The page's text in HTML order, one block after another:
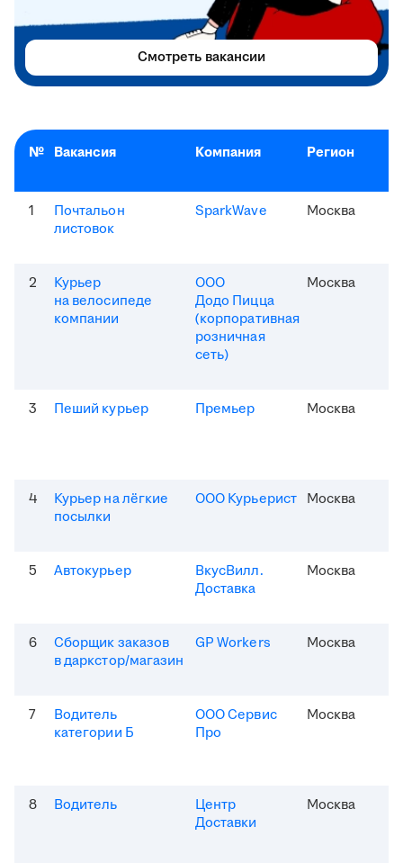
№ Вакансия Компания Регион
1
Почтальон
листовок
SparkWave Москва
2
Курьер
на велосипеде
компании
ООО
Додо Пицца
(корпоративная
розничная
сеть)
Москва
3 Пеший курьер Премьер Москва
4
Курьер на лёгкие
посылки
ООО Курьерист Москва
5 Автокурьер
ВкусВилл.
Доставка
Москва
6
Сборщик заказов
в даркстор/магазин
GP Workers Москва
7
Водитель
категории Б
ООО Сервис
Про
Москва
8 Водитель
Центр
Доставки
Москва
Смотреть вакансии